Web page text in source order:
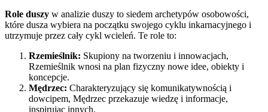
Role duszy w analizie duszy to siedem archetypów osobowości,
które dusza wybiera na początku swojego cyklu inkarnacyjnego i
utrzymuje przez cały cykl wcieleń. Te role to:
Rzemieślnik: Skupiony na tworzeniu i innowacjach,
Rzemieślnik wnosi na plan fizyczny nowe idee, obiekty i
koncepcje.
Mędrzec: Charakteryzujący się komunikatywnością i
dowcipem, Mędrzec przekazuje wiedzę i informacje,
inspirując innych.